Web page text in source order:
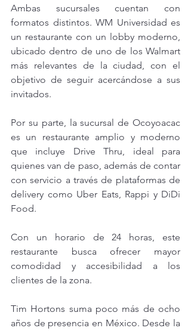
Ambas sucursales cuentan con
formatos distintos. WM Universidad es
un restaurante con un lobby moderno,
ubicado dentro de uno de los Walmart
más relevantes de la ciudad, con el
objetivo de seguir acercándose a sus
invitados.
Por su parte, la sucursal de Ocoyoacac
es un restaurante amplio y moderno
que incluye Drive Thru, ideal para
quienes van de paso, además de contar
con servicio a través de plataformas de
delivery como Uber Eats, Rappi y DiDi
Food.
Con un horario de 24 horas, este
restaurante busca ofrecer mayor
comodidad y accesibilidad a los
clientes de la zona.
Tim Hortons suma poco más de ocho
años de presencia en México. Desde la